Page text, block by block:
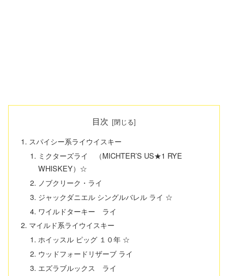
目次
スパイシー系ライウイスキー
ミクターズライ （MICHTER’S US★1 RYE
WHISKEY）☆
ノブクリーク・ライ
ジャックダニエル シングルバレル ライ ☆
ワイルドターキー ライ
マイルド系ライウイスキー
ホイッスル ピッグ １０年 ☆
ウッドフォードリザーブ ライ
エズラブルックス ライ